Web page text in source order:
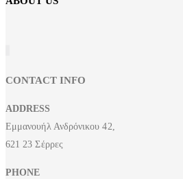
CONTACT INFO
ADDRESS
Εμμανουήλ Ανδρόνικου 42,
621 23 Σέρρες
PHONE